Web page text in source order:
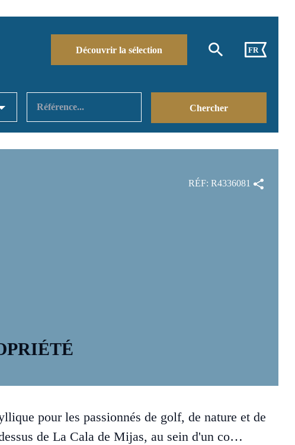
Découvrir la sélection FR
RÉF: R4336081
pour les passionnés de golf, de nature et de
de La Cala de Mijas, au sein d'un co…